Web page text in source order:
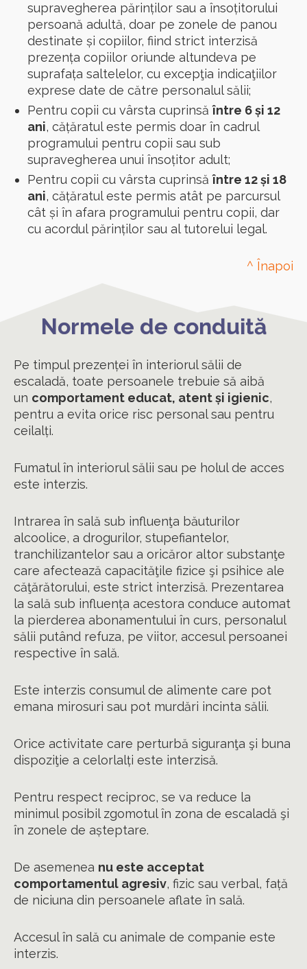
supravegherea părinților sau a însoțitorului
persoană adultă, doar pe zonele de panou
destinate și copiilor, fiind strict interzisă
prezența copiilor oriunde altundeva pe
suprafața saltelelor, cu excepţia indicaţiilor
exprese date de către personalul sălii;
Pentru copii cu vârsta cuprinsăîntre 6 și 12
ani, cățăratul este permis doar în cadrul
programului pentru copii sau sub
supravegherea unui însoțitor adult;
Pentru copii cu vârsta cuprinsăîntre 12 și 18
ani, cățăratul este permis atât pe parcursul
cât și în afara programului pentru copii, dar
cu acordul părinților sau al tutorelui legal.
^ Înapoi
Normele de conduită
Pe timpul prezenței în interiorul sălii de
escaladă, toate persoanele trebuie să aibă
un comportament educat, atent și igienic,
pentru a evita orice risc personal sau pentru
ceilalți.
Fumatul în interiorul sălii sau pe holul de acces
este interzis.
Intrarea în sală sub influenţa băuturilor
alcoolice, a drogurilor, stupefiantelor,
tranchilizantelor sau a oricăror altor substanţe
care afectează capacităţile fizice şi psihice ale
căţărătorului, este strict interzisă. Prezentarea
la sală sub influența acestora conduce automat
la pierderea abonamentului în curs, personalul
sălii putând refuza, pe viitor, accesul persoanei
respective în sală.
Este interzis consumul de alimente care pot
emana mirosuri sau pot murdări incinta sălii.
Orice activitate care perturbă siguranţa şi buna
dispoziţie a celorlalți este interzisă.
Pentru respect reciproc, se va reduce la
minimul posibil zgomotul în zona de escaladă şi
în zonele de așteptare.
De asemenea nu este acceptat
comportamentul agresiv, fizic sau verbal, față
de niciuna din persoanele aflate în sală.
Accesul în sală cu animale de companie este
interzis.